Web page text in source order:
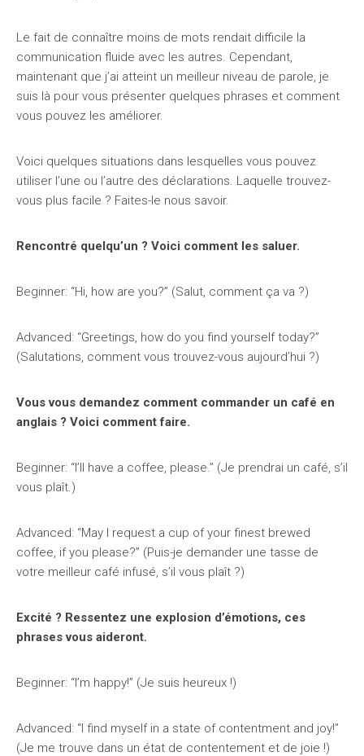
Le fait de connaître moins de mots rendait difficile la
communication fluide avec les autres. Cependant,
maintenant que j’ai atteint un meilleur niveau de parole, je
suis là pour vous présenter quelques phrases et comment
vous pouvez les améliorer.
Voici quelques situations dans lesquelles vous pouvez
utiliser l’une ou l’autre des déclarations. Laquelle trouvez-
vous plus facile ? Faites-le nous savoir.
Rencontré quelqu’un ? Voici comment les saluer.
Beginner: “Hi, how are you?” (Salut, comment ça va ?)
Advanced: “Greetings, how do you find yourself today?”
(Salutations, comment vous trouvez-vous aujourd’hui ?)
Vous vous demandez comment commander un café en
anglais ? Voici comment faire.
Beginner: “I’ll have a coffee, please.” (Je prendrai un café, s’il
vous plaît.)
Advanced: “May I request a cup of your finest brewed
coffee, if you please?” (Puis-je demander une tasse de
votre meilleur café infusé, s’il vous plaît ?)
Excité ? Ressentez une explosion d’émotions, ces
phrases vous aideront.
Beginner: “I’m happy!” (Je suis heureux !)
Advanced: “I find myself in a state of contentment and joy!”
(Je me trouve dans un état de contentement et de joie !)